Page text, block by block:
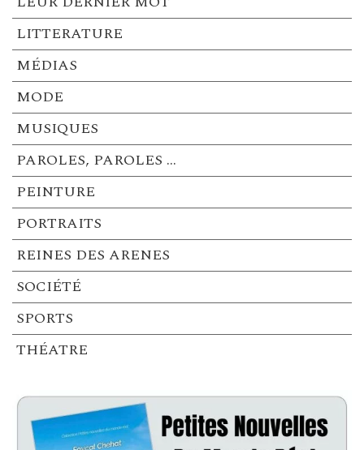
LITTERATURE
MÉDIAS
MODE
MUSIQUES
PAROLES, PAROLES …
PEINTURE
PORTRAITS
REINES DES ARENES
SOCIÉTÉ
SPORTS
THÉATRE